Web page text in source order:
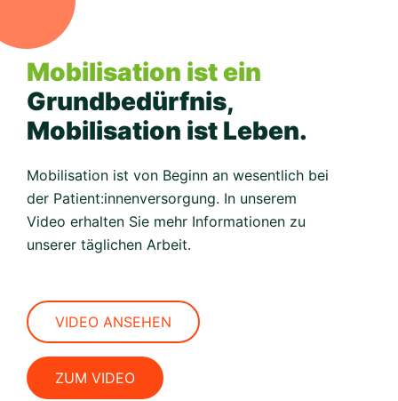
Mobilisation ist ein
Grundbedürfnis,
Mobilisation ist Leben.
Mobilisation ist von Beginn an wesentlich bei
der Patient:innenversorgung. In unserem
Video erhalten Sie mehr Informationen zu
unserer täglichen Arbeit.
VIDEO ANSEHEN
ZUM VIDEO